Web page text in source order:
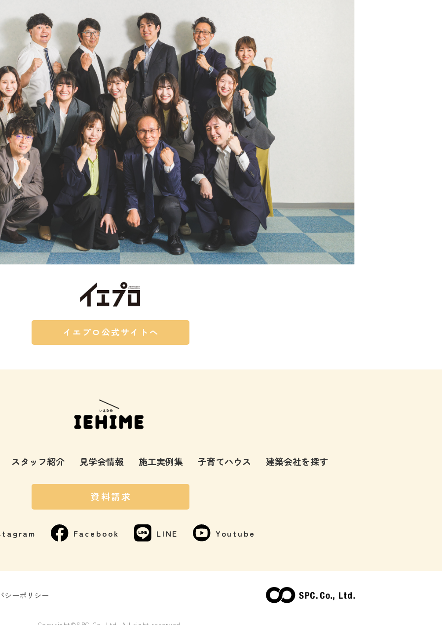
イエプロ公式サイトへ
スタッフ紹介 見学会情報 施工実例集 子育てハウス 建築会社を探す
資料請求
Facebook LINE Youtube
シーポリシー